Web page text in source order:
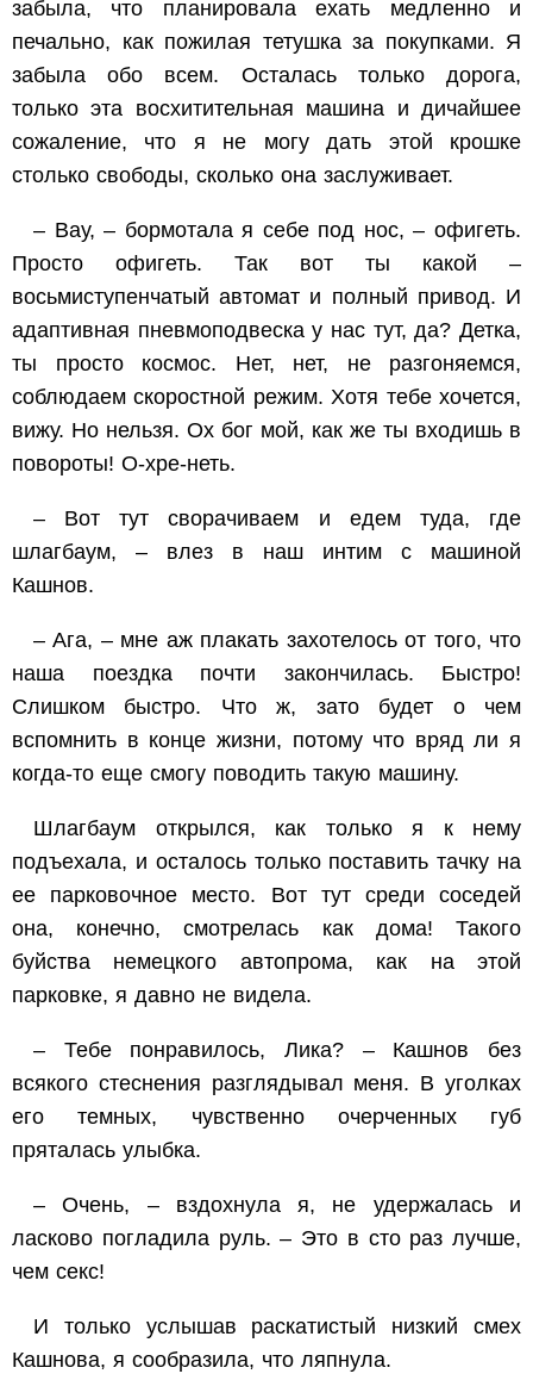
забыла, что планировала ехать медленно и
печально, как пожилая тетушка за покупками. Я
забыла обо всем. Осталась только дорога,
только эта восхитительная машина и дичайшее
сожаление, что я не могу дать этой крошке
столько свободы, сколько она заслуживает.
– Вау, – бормотала я себе под нос, – офигеть.
Просто офигеть. Так вот ты какой –
восьмиступенчатый автомат и полный привод. И
адаптивная пневмоподвеска у нас тут, да? Детка,
ты просто космос. Нет, нет, не разгоняемся,
соблюдаем скоростной режим. Хотя тебе хочется,
вижу. Но нельзя. Ох бог мой, как же ты входишь в
повороты! О-хре-неть.
– Вот тут сворачиваем и едем туда, где
шлагбаум, – влез в наш интим с машиной
Кашнов.
– Ага, – мне аж плакать захотелось от того, что
наша поездка почти закончилась. Быстро!
Слишком быстро. Что ж, зато будет о чем
вспомнить в конце жизни, потому что вряд ли я
когда-то еще смогу поводить такую машину.
Шлагбаум открылся, как только я к нему
подъехала, и осталось только поставить тачку на
ее парковочное место. Вот тут среди соседей
она, конечно, смотрелась как дома! Такого
буйства немецкого автопрома, как на этой
парковке, я давно не видела.
– Тебе понравилось, Лика? – Кашнов без
всякого стеснения разглядывал меня. В уголках
его темных, чувственно очерченных губ
пряталась улыбка.
– Очень, – вздохнула я, не удержалась и
ласково погладила руль. – Это в сто раз лучше,
чем секс!
И только услышав раскатистый низкий смех
Кашнова, я сообразила, что ляпнула.